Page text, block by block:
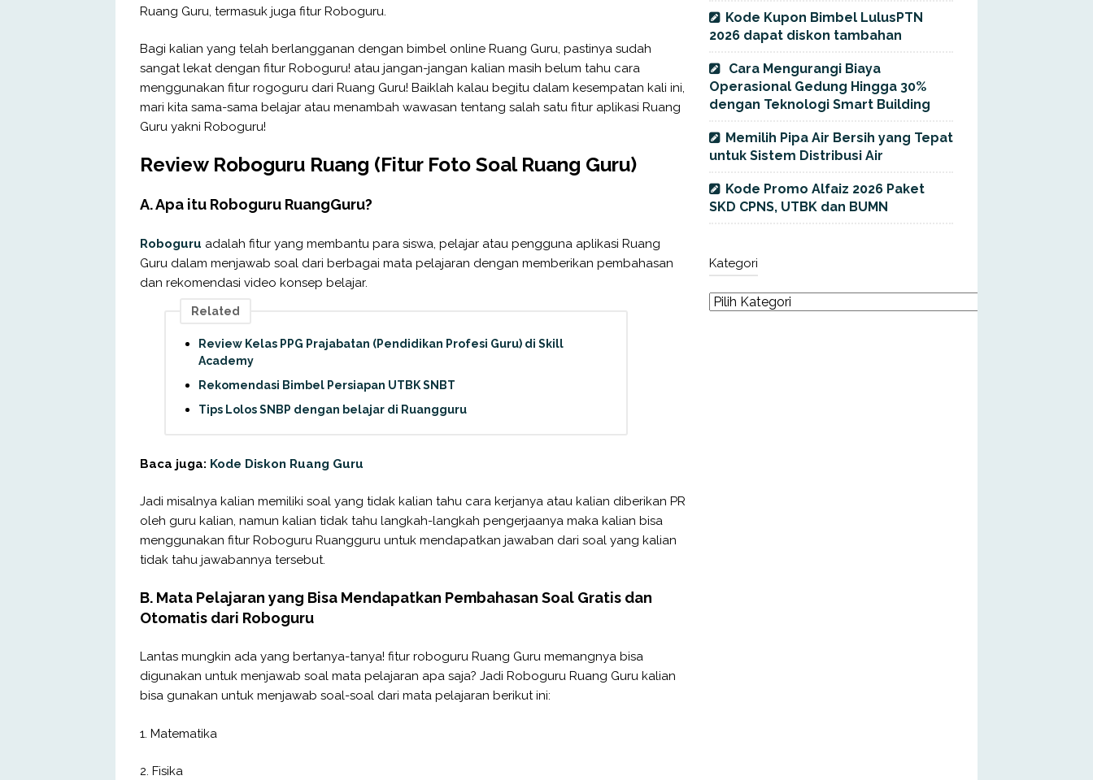
Ruang Guru, termasuk juga fitur Roboguru.
Bagi kalian yang telah berlangganan dengan bimbel online Ruang Guru, pastinya sudah
sangat lekat dengan fitur Roboguru! atau jangan-jangan kalian masih belum tahu cara
menggunakan fitur rogoguru dari Ruang Guru! Baiklah kalau begitu dalam kesempatan kali ini,
mari kita sama-sama belajar atau menambah wawasan tentang salah satu fitur aplikasi Ruang
Guru yakni Roboguru!
Review Roboguru Ruang (Fitur Foto Soal Ruang Guru)
A. Apa itu Roboguru RuangGuru?
Roboguru adalah fitur yang membantu para siswa, pelajar atau pengguna aplikasi Ruang
Guru dalam menjawab soal dari berbagai mata pelajaran dengan memberikan pembahasan
dan rekomendasi video konsep belajar.
Related
Review Kelas PPG Prajabatan (Pendidikan Profesi Guru) di Skill
Academy
Rekomendasi Bimbel Persiapan UTBK SNBT
Tips Lolos SNBP dengan belajar di Ruangguru
Baca juga: Kode Diskon Ruang Guru
Jadi misalnya kalian memiliki soal yang tidak kalian tahu cara kerjanya atau kalian diberikan PR
oleh guru kalian, namun kalian tidak tahu langkah-langkah pengerjaanya maka kalian bisa
menggunakan fitur Roboguru Ruangguru untuk mendapatkan jawaban dari soal yang kalian
tidak tahu jawabannya tersebut.
B. Mata Pelajaran yang Bisa Mendapatkan Pembahasan Soal Gratis dan
Otomatis dari Roboguru
Lantas mungkin ada yang bertanya-tanya! fitur roboguru Ruang Guru memangnya bisa
digunakan untuk menjawab soal mata pelajaran apa saja? Jadi Roboguru Ruang Guru kalian
bisa gunakan untuk menjawab soal-soal dari mata pelajaran berikut ini:
1. Matematika
2. Fisika
Kode Kupon Bimbel LulusPTN
2026 dapat diskon tambahan
Cara Mengurangi Biaya
Operasional Gedung Hingga 30%
dengan Teknologi Smart Building
Memilih Pipa Air Bersih yang Tepat
untuk Sistem Distribusi Air
Kode Promo Alfaiz 2026 Paket
SKD CPNS, UTBK dan BUMN
Kategori